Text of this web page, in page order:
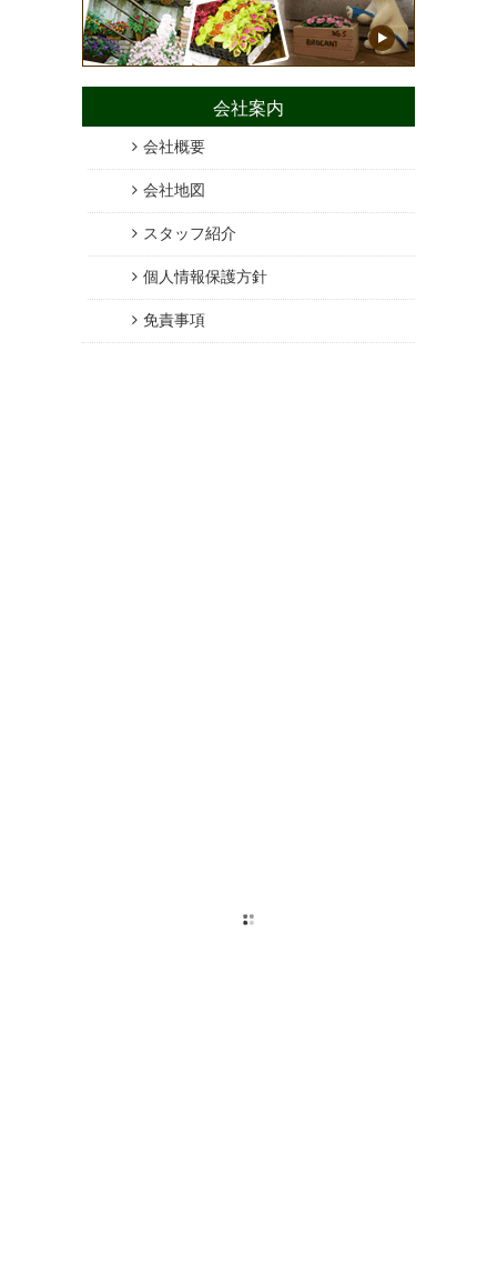
会社案内
会社概要
会社地図
スタッフ紹介
個人情報保護方針
免責事項